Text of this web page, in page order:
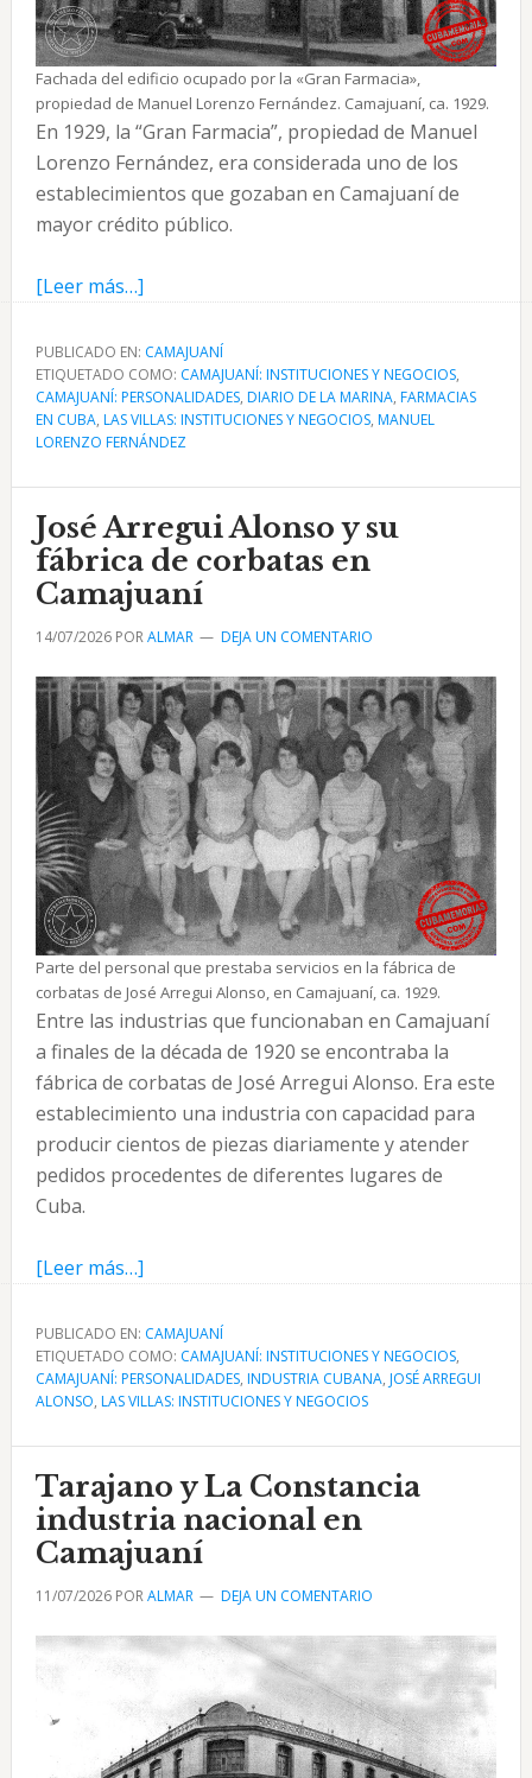
Fachada del edificio ocupado por la «Gran Farmacia»,
propiedad de Manuel Lorenzo Fernández. Camajuaní, ca. 1929.
En 1929, la “Gran Farmacia”, propiedad de Manuel
Lorenzo Fernández, era considerada uno de los
establecimientos que gozaban en Camajuaní de
mayor crédito público.
[Leer más…]acerca
La
Gran
Farmacia
de
Fernández
PUBLICADO EN: CAMAJUANÍ
ETIQUETADO COMO: CAMAJUANÍ: INSTITUCIONES Y NEGOCIOS,
CAMAJUANÍ: PERSONALIDADES, DIARIO DE LA MARINA, FARMACIAS
EN CUBA, LAS VILLAS: INSTITUCIONES Y NEGOCIOS, MANUEL
LORENZO FERNÁNDEZ
José Arregui Alonso y su
fábrica de corbatas en
Camajuaní
14/07/2026PORALMAR DEJA UN COMENTARIO
Parte del personal que prestaba servicios en la fábrica de
corbatas de José Arregui Alonso, en Camajuaní, ca. 1929.
Entre las industrias que funcionaban en Camajuaní
a finales de la década de 1920 se encontraba la
fábrica de corbatas de José Arregui Alonso. Era este
establecimiento una industria con capacidad para
producir cientos de piezas diariamente y atender
pedidos procedentes de diferentes lugares de
Cuba.
[Leer más…]acerca
José
Arregui
Alonso
su
fábrica
de
corbatas
Camajuaní
PUBLICADO EN: CAMAJUANÍ
ETIQUETADO COMO: CAMAJUANÍ: INSTITUCIONES Y NEGOCIOS,
CAMAJUANÍ: PERSONALIDADES, INDUSTRIA CUBANA, JOSÉ ARREGUI
ALONSO, LAS VILLAS: INSTITUCIONES Y NEGOCIOS
Tarajano y La Constancia
industria nacional en
Camajuaní
11/07/2026PORALMAR DEJA UN COMENTARIO